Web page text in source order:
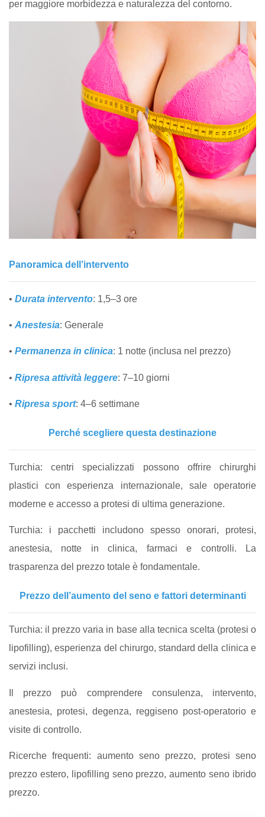
per maggiore morbidezza e naturalezza del contorno.
Panoramica dell’intervento
• Durata intervento: 1,5–3 ore
• Anestesia: Generale
• Permanenza in clinica: 1 notte (inclusa nel prezzo)
• Ripresa attività leggere: 7–10 giorni
• Ripresa sport: 4–6 settimane
Perché scegliere questa destinazione
Turchia: centri specializzati possono offrire chirurghi
plastici con esperienza internazionale, sale operatorie
moderne e accesso a protesi di ultima generazione.
Turchia: i pacchetti includono spesso onorari, protesi,
anestesia, notte in clinica, farmaci e controlli. La
trasparenza del prezzo totale è fondamentale.
Prezzo dell’aumento del seno e fattori determinanti
Turchia: il prezzo varia in base alla tecnica scelta (protesi o
lipofilling), esperienza del chirurgo, standard della clinica e
servizi inclusi.
Il prezzo può comprendere consulenza, intervento,
anestesia, protesi, degenza, reggiseno post-operatorio e
visite di controllo.
Ricerche frequenti: aumento seno prezzo, protesi seno
prezzo estero, lipofilling seno prezzo, aumento seno ibrido
prezzo.